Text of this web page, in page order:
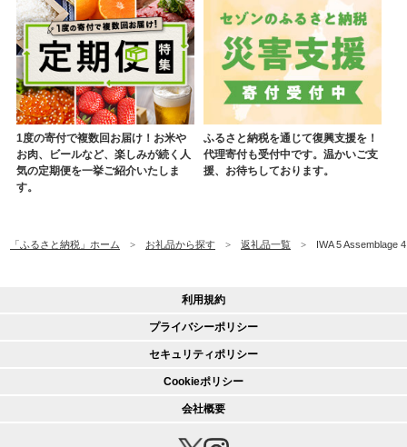
1度の寄付で複数回お届け！お米や
お肉、ビールなど、楽しみが続く人
気の定期便を一挙ご紹介いたしま
す。
ふるさと納税を通じて復興支援を！
代理寄付も受付中です。温かいご支
援、お待ちしております。
「ふるさと納税」ホーム お礼品から探す 返礼品一覧 IWA 5 Assemblage
利用規約
プライバシーポリシー
セキュリティポリシー
Cookieポリシー
会社概要